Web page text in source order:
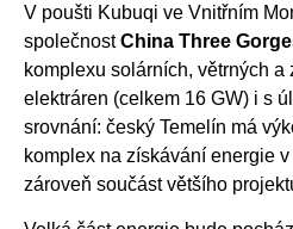
V poušti Kubuqi ve Vnitřním
společnostChina Three
komplexu solárních, větrných
elektráren (celkem 16 GW) i s
srovnání: český Temelín má
komplex na získávání energie
zároveň součást většího